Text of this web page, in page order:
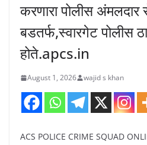
करणारा पोलीस
बडतर्फ,स्वारगेट पोलीस
होते.apcs.in
August 1, 2026 wajid s khan
ACS POLICE CRIME SQUAD